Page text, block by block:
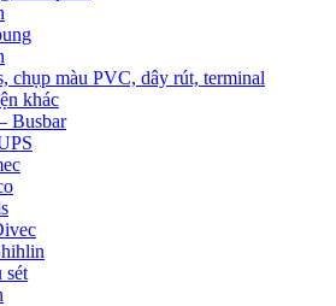
chụp màu PVC, dây rút, terminal
khác
Busbar
sét